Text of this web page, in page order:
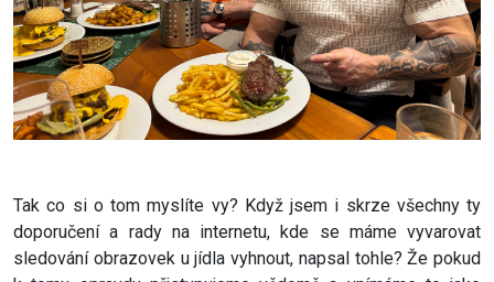
Tak co si o tom myslíte vy? Když jsem i skrze všechny ty
doporučení a rady na internetu, kde se máme vyvarovat
sledování obrazovek u jídla vyhnout, napsal tohle? Že pokud